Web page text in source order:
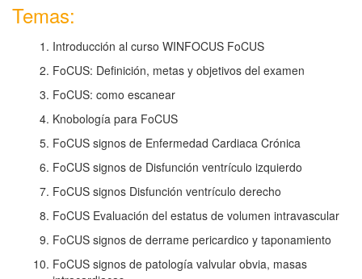
Temas:
Introducción al curso WINFOCUS FoCUS
FoCUS: Definición, metas y objetivos del examen
FoCUS: como escanear
Knobología para FoCUS
FoCUS signos de Enfermedad Cardiaca Crónica
FoCUS signos de Disfunción ventrículo izquierdo
FoCUS signos Disfunción ventrículo derecho
FoCUS Evaluación del estatus de volumen intravascular
FoCUS signos de derrame pericardico y taponamiento
FoCUS signos de patología valvular obvia, masas